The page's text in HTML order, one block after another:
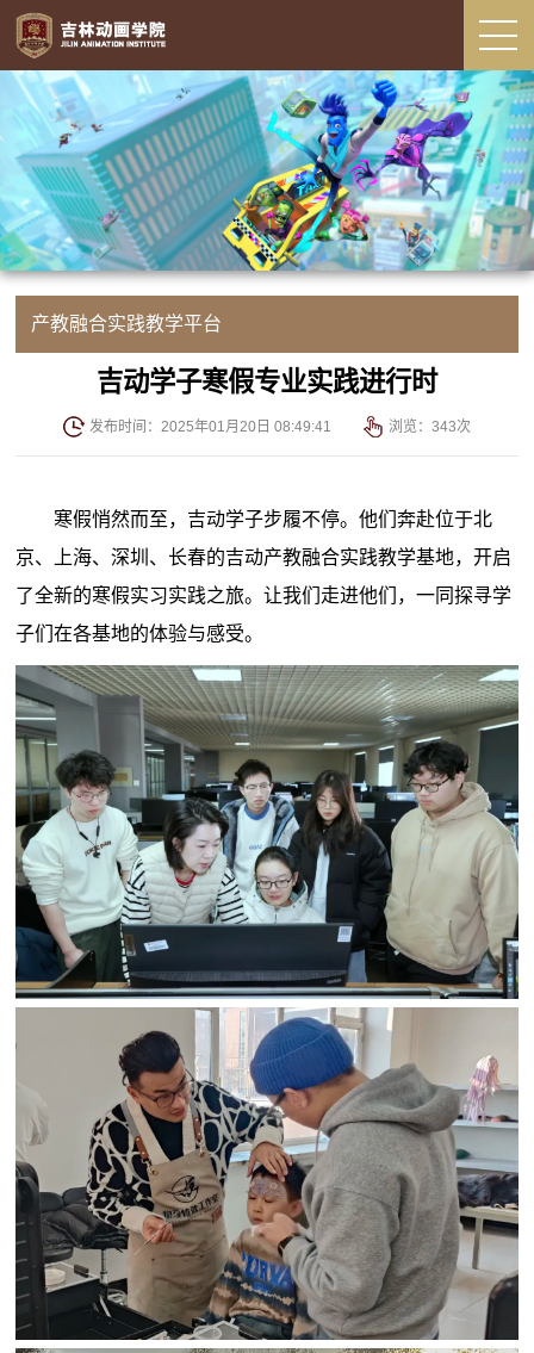
产教融合实践教学平台
吉动学子寒假专业实践进行时
发布时间：2025年01月20日 08:49:41 浏览： 343次
寒假悄然而至，吉动学子步履不停。他们奔赴位于北
京、上海、深圳、长春的吉动产教融合实践教学基地，开启
了全新的寒假实习实践之旅。让我们走进他们，一同探寻学
子们在各基地的体验与感受。